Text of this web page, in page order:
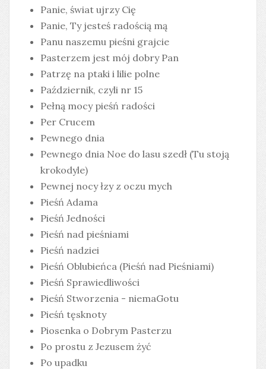
Panie, świat ujrzy Cię
Panie, Ty jesteś radością mą
Panu naszemu pieśni grajcie
Pasterzem jest mój dobry Pan
Patrzę na ptaki i lilie polne
Październik, czyli nr 15
Pełną mocy pieśń radości
Per Crucem
Pewnego dnia
Pewnego dnia Noe do lasu szedł (Tu stoją
krokodyle)
Pewnej nocy łzy z oczu mych
Pieśń Adama
Pieśń Jedności
Pieśń nad pieśniami
Pieśń nadziei
Pieśń Oblubieńca (Pieśń nad Pieśniami)
Pieśń Sprawiedliwości
Pieśń Stworzenia - niemaGotu
Pieśń tęsknoty
Piosenka o Dobrym Pasterzu
Po prostu z Jezusem żyć
Po upadku